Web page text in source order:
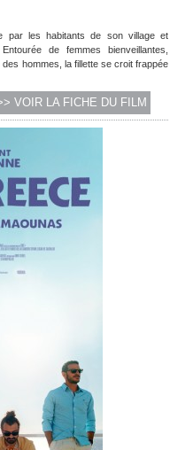
par les habitants de son village et
de femmes bienveillantes,
hommes, la fillette se croit frappée
VOIR LA FICHE DU FILM